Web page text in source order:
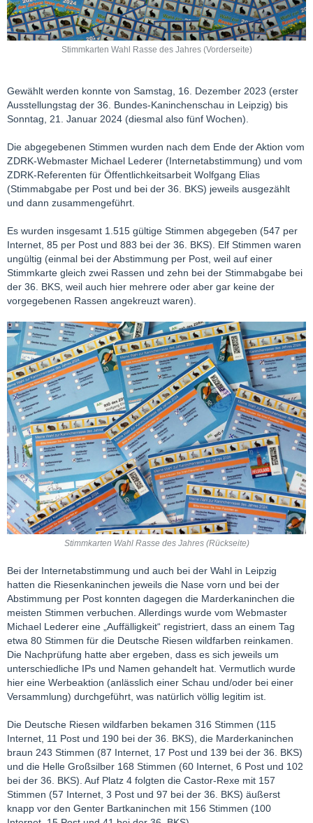
Stimmkarten Wahl Rasse des Jahres (Vorderseite)
Gewählt werden konnte von Samstag, 16. Dezember 2023 (erster
Ausstellungstag der 36. Bundes-Kaninchenschau in Leipzig) bis
Sonntag, 21. Januar 2024 (diesmal also fünf Wochen).
Die abgegebenen Stimmen wurden nach dem Ende der Aktion vom
ZDRK-Webmaster Michael Lederer (Internetabstimmung) und vom
ZDRK-Referenten für Öffentlichkeitsarbeit Wolfgang Elias
(Stimmabgabe per Post und bei der 36. BKS) jeweils ausgezählt
und dann zusammengeführt.
Es wurden insgesamt 1.515 gültige Stimmen abgegeben (547 per
Internet, 85 per Post und 883 bei der 36. BKS). Elf Stimmen waren
ungültig (einmal bei der Abstimmung per Post, weil auf einer
Stimmkarte gleich zwei Rassen und zehn bei der Stimmabgabe bei
der 36. BKS, weil auch hier mehrere oder aber gar keine der
vorgegebenen Rassen angekreuzt waren).
Stimmkarten Wahl Rasse des Jahres (Rückseite)
Bei der Internetabstimmung und auch bei der Wahl in Leipzig
hatten die Riesenkaninchen jeweils die Nase vorn und bei der
Abstimmung per Post konnten dagegen die Marderkaninchen die
meisten Stimmen verbuchen. Allerdings wurde vom Webmaster
Michael Lederer eine „Auffälligkeit“ registriert, dass an einem Tag
etwa 80 Stimmen für die Deutsche Riesen wildfarben reinkamen.
Die Nachprüfung hatte aber ergeben, dass es sich jeweils um
unterschiedliche IPs und Namen gehandelt hat. Vermutlich wurde
hier eine Werbeaktion (anlässlich einer Schau und/oder bei einer
Versammlung) durchgeführt, was natürlich völlig legitim ist.
Die Deutsche Riesen wildfarben bekamen 316 Stimmen (115
Internet, 11 Post und 190 bei der 36. BKS), die Marderkaninchen
braun 243 Stimmen (87 Internet, 17 Post und 139 bei der 36. BKS)
und die Helle Großsilber 168 Stimmen (60 Internet, 6 Post und 102
bei der 36. BKS). Auf Platz 4 folgten die Castor-Rexe mit 157
Stimmen (57 Internet, 3 Post und 97 bei der 36. BKS) äußerst
knapp vor den Genter Bartkaninchen mit 156 Stimmen (100